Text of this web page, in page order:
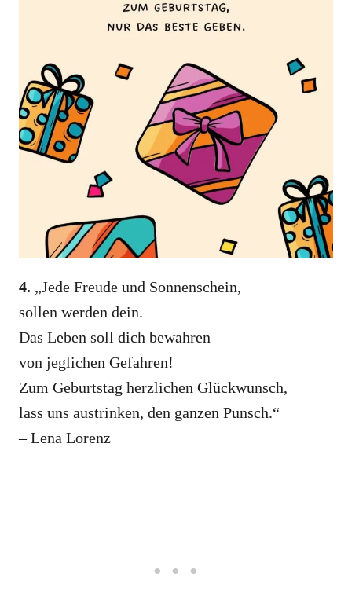
4. „Jede Freude und Sonnenschein,
sollen werden dein.
Das Leben soll dich bewahren
von jeglichen Gefahren!
Zum Geburtstag herzlichen Glückwunsch,
lass uns austrinken, den ganzen Punsch.“
– Lena Lorenz